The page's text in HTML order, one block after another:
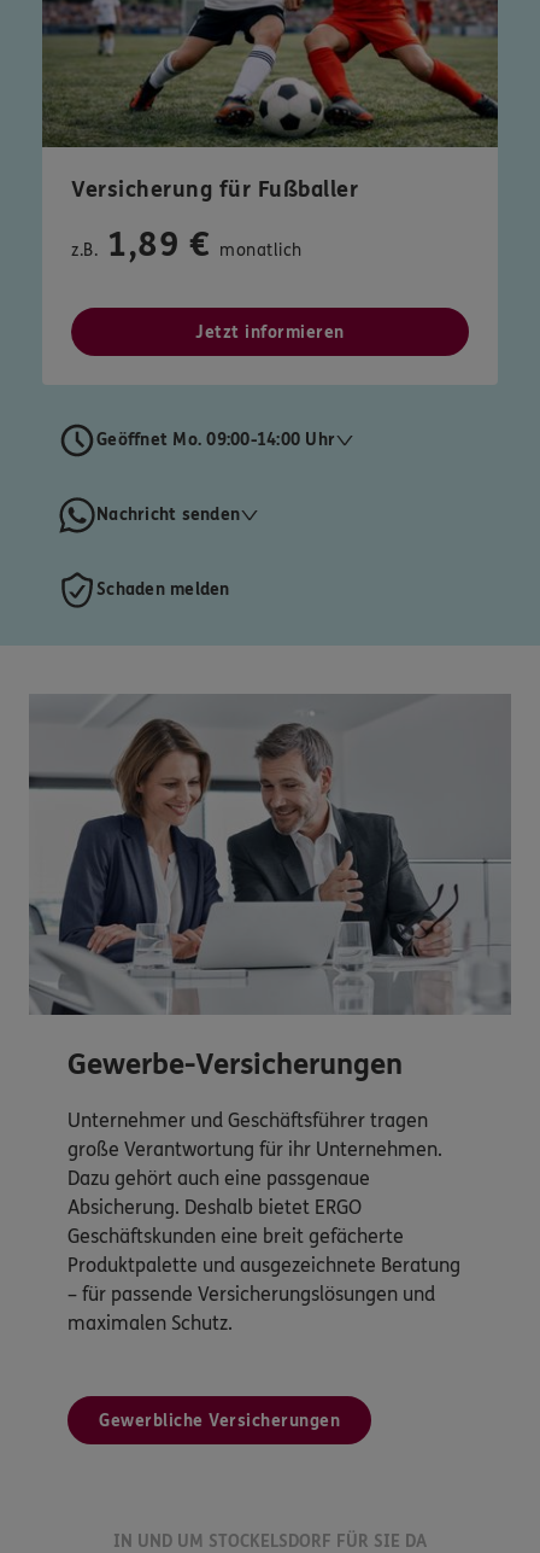
Versicherung für Fußballer
z.B. 1,89 € monatlich
Jetzt informieren
Geöffnet Mo. 09:00-14:00 Uhr
Nachricht senden
Schaden melden
Gewerbe-Versicherungen
Unternehmer und Geschäftsführer tragen
große Verantwortung für ihr Unternehmen.
Dazu gehört auch eine passgenaue
Absicherung. Deshalb bietet ERGO
Geschäftskunden eine breit gefächerte
Produktpalette und ausgezeichnete Beratung
– für passende Versicherungslösungen und
maximalen Schutz.
Gewerbliche Versicherungen
IN UND UM STOCKELSDORF FÜR SIE DA